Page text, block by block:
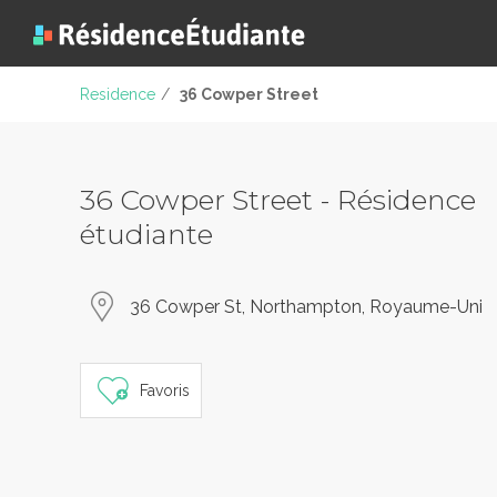
Residence / 36 Cowper Street
36 Cowper Street - Résidence
étudiante
36 Cowper St, Northampton, Royaume-Uni
Favoris